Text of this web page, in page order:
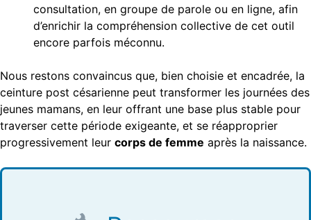
consultation, en groupe de parole ou en ligne, afin
d’enrichir la compréhension collective de cet outil
encore parfois méconnu.
Nous restons convaincus que, bien choisie et encadrée, la
ceinture post césarienne peut transformer les journées des
jeunes mamans, en leur offrant une base plus stable pour
traverser cette période exigeante, et se réapproprier
progressivement leur corps de femme après la naissance.